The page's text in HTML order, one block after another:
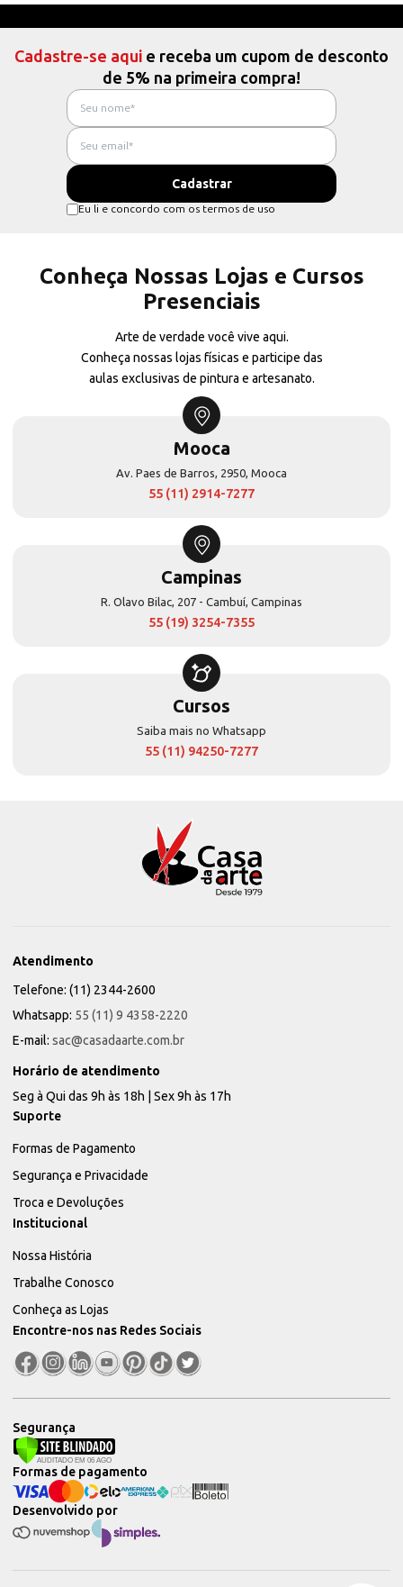
Cadastre-se aqui e receba um cupom de desconto
de 5% na primeira compra!
Eu li e concordo com os termos de uso
Conheça Nossas Lojas e Cursos
Presenciais
Arte de verdade você vive aqui.
Conheça nossas lojas físicas e participe das
aulas exclusivas de pintura e artesanato.
Mooca
Av. Paes de Barros, 2950, Mooca
55 (11) 2914-7277
Campinas
R. Olavo Bilac, 207 - Cambuí, Campinas
55 (19) 3254-7355
Cursos
Saiba mais no Whatsapp
55 (11) 94250-7277
Atendimento
Telefone: (11) 2344-2600
Whatsapp: 55 (11) 9 4358-2220
E-mail: sac@casadaarte.com.br
Horário de atendimento
Seg à Qui das 9h às 18h | Sex 9h às 17h
Suporte
Formas de Pagamento
Segurança e Privacidade
Troca e Devoluções
Institucional
Nossa História
Trabalhe Conosco
Conheça as Lojas
Encontre-nos nas Redes Sociais
Segurança
Desenvolvido por
Formas de pagamento